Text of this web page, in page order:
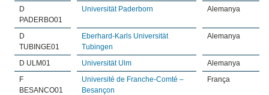
D
PADERBO01
Universität Paderborn Alemanya
D
TUBINGE01
Eberhard-Karls Universität
Tubingen
Alemanya
D ULM01 Universität Ulm
Alemanya
F
BESANCO01
Université de Franche-Comté –
Besançon
França